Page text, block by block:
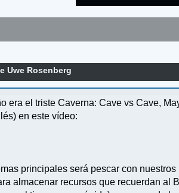
Uwe Rosenberg
era el triste Caverna: Cave vs Cave,
en este vídeo:
principales será pescar con
almacenar recursos que recuerdan al